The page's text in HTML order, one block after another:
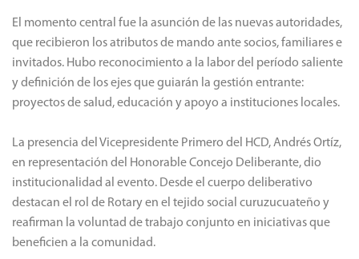
El momento central fue la asunción de las nuevas autoridades,
que recibieron los atributos de mando ante socios, familiares e
invitados. Hubo reconocimiento a la labor del período saliente
y definición de los ejes que guiarán la gestión entrante:
proyectos de salud, educación y apoyo a instituciones locales.
La presencia del Vicepresidente Primero del HCD, Andrés Ortíz,
en representación del Honorable Concejo Deliberante, dio
institucionalidad al evento. Desde el cuerpo deliberativo
destacan el rol de Rotary en el tejido social curuzucuateño y
reafirman la voluntad de trabajo conjunto en iniciativas que
beneficien a la comunidad.